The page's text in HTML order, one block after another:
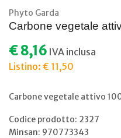
Phyto Garda
Carbone vegetale
€ 8,16 IVA inclusa
Listino: € 11,50
Carbone vegetale attivo
Codice prodotto: 2327
Minsan: 970773343